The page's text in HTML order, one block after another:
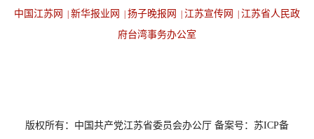
中国江苏网
新华报业网 扬子晚报网 江苏宣传网
江苏省人民政
府台湾事务办公室
版权所有：中国共产党江苏省委员会办公厅 备案号：苏ICP备